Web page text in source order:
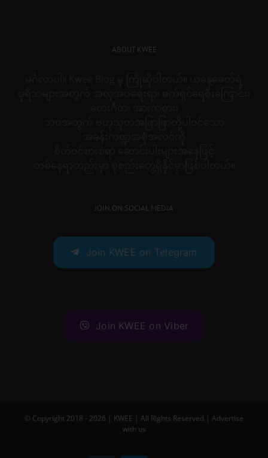
ABOUT KWEE
JOIN ON SOCIAL MEDIA
Join KWEE on Telegram
Join KWEE on Viber
© Copyright 2018 - 2026 | KWEE | All Rights Reserved | Advertise
with us